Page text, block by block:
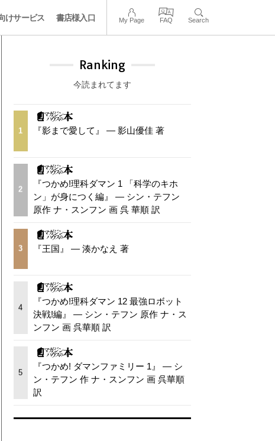
けサービス 書店様入口 My Page FAQ Search
Ranking
今読まれてます
1 『影まで愛して』 — 影山優佳 著
2
『つかめ!理科ダマン 1 「科学のキホ
ン」が身につく編』 — シン・テフン
原作 ナ・スンフン 画 呉 華順 訳
3 『王国』 — 湊かなえ 著
4
『つかめ!理科ダマン 12 最強ロボット
決戦!編』 — シン・テフン 原作 ナ・ス
ンフン 画 呉華順 訳
5
『つかめ! ダマンファミリー 1』 — シ
ン・テフン 作 ナ・スンフン 画 呉華順
訳